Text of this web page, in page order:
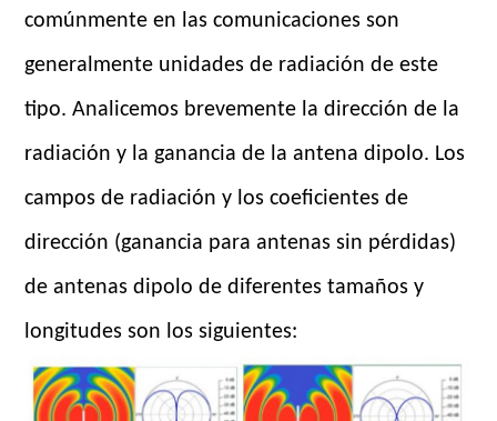
comúnmente en las comunicaciones son
generalmente unidades de radiación de este
tipo. Analicemos brevemente la dirección de la
radiación y la ganancia de la antena dipolo. Los
campos de radiación y los coeficientes de
dirección (ganancia para antenas sin pérdidas)
de antenas dipolo de diferentes tamaños y
longitudes son los siguientes: